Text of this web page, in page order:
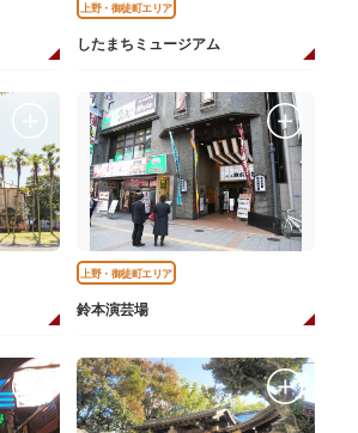
上野・御徒町エリア
したまちミュージアム
上野・御徒町エリア
鈴本演芸場